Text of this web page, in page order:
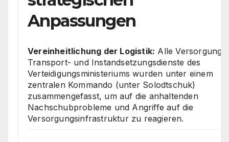
Anpassungen
Vereinheitlichung der Logistik: Alle
Transport- und Instandsetzungsdienste des
Verteidigungsministeriums wurden unter einem
zentralen Kommando (unter Solodtschuk)
zusammengefasst, um auf die anhaltenden
Nachschubprobleme und Angriffe auf die
Versorgungsinfrastruktur zu reagieren.